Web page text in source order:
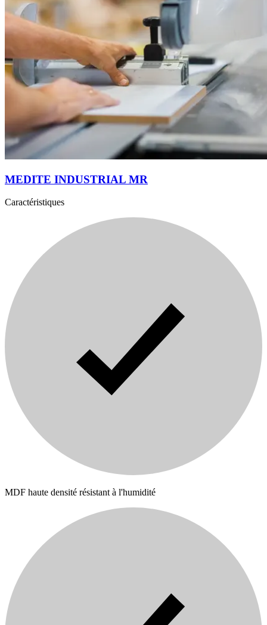
MEDITE INDUSTRIAL MR
Caractéristiques
MDF haute densité résistant à l'humidité